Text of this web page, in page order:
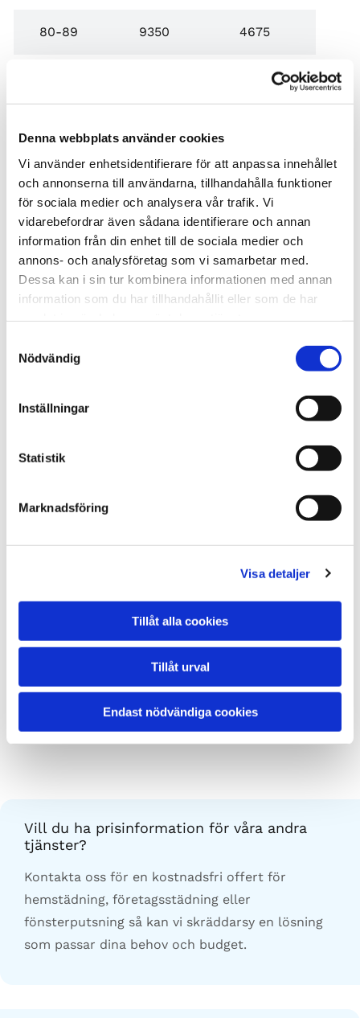
Denna webbplats använder cookies
Vi använder enhetsidentifierare för att anpassa innehållet
och annonserna till användarna, tillhandahålla funktioner
för sociala medier och analysera vår trafik. Vi
vidarebefordrar även sådana identifierare och annan
information från din enhet till de sociala medier och
annons- och analysföretag som vi samarbetar med.
Dessa kan i sin tur kombinera informationen med annan
information som du har tillhandahållit eller som de har
Nödvändig
Inställningar
Statistik
Marknadsföring
Visa detaljer
Tillåt alla cookies
Tillåt urval
Endast nödvändiga cookies
80-89 9350 4675
110-119 11450 5725
120-129 12180 6090
130-139 12920 6460
140-149 13760 6880
150-159
9400
19740
20580
Begär
offert!
Vill du ha prisinformation för våra andra
tjänster?
Kontakta oss för en kostnadsfri offert för
hemstädning, företagsstädning eller
fönsterputsning så kan vi skräddarsy en lösning
som passar dina behov och budget.